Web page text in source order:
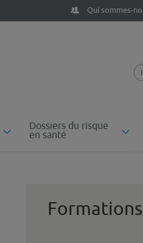
Qui sommes-
Dossiers du risque
en santé
Formations